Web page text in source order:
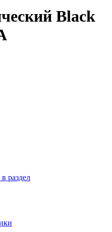
Black